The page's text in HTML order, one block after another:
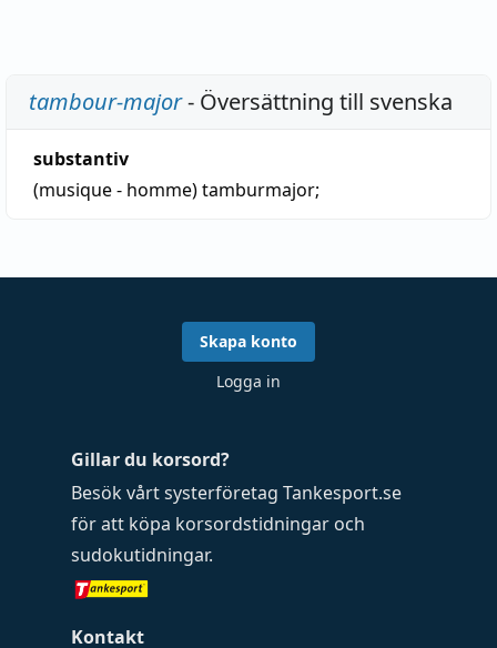
tambour-major- Översättning till svenska
substantiv
(musique - homme)tamburmajor;
Gillar du korsord?
Besök vårt systerföretag Tankesport.se
för att köpa korsordstidningar och
sudokutidningar.
Kontakt
Skapa konto
Logga in